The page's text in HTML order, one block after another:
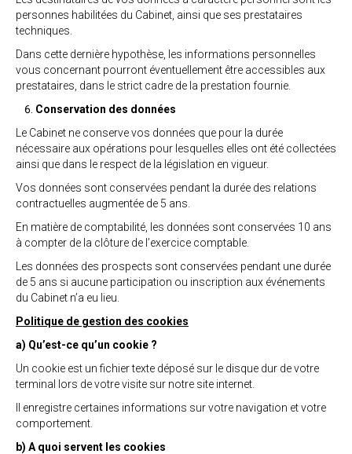
personnes habilitées du Cabinet, ainsi que ses prestataires
techniques.
Dans cette dernière hypothèse, les informations personnelles
vous concernant pourront éventuellement être accessibles aux
prestataires, dans le strict cadre de la prestation fournie.
Conservation des données
Le Cabinet ne conserve vos données que pour la durée
nécessaire aux opérations pour lesquelles elles ont été collectées
ainsi que dans le respect de la législation en vigueur.
Vos données sont conservées pendant la durée des relations
contractuelles augmentée de 5 ans.
En matière de comptabilité, les données sont conservées 10 ans
à compter de la clôture de l’exercice comptable.
Les données des prospects sont conservées pendant une durée
de 5 ans si aucune participation ou inscription aux événements
du Cabinet n’a eu lieu.
Politique de gestion des cookies
a) Qu’est-ce qu’un cookie ?
Un cookie est un fichier texte déposé sur le disque dur de votre
terminal lors de votre visite sur notre site internet.
Il enregistre certaines informations sur votre navigation et votre
comportement.
b) A quoi servent les cookies